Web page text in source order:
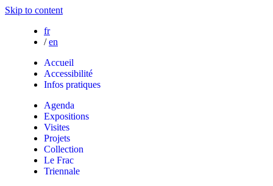
Skip to content
fr
/ en
Accueil
Accessibilité
Infos pratiques
Agenda
Expositions
Visites
Projets
Collection
Le Frac
Triennale